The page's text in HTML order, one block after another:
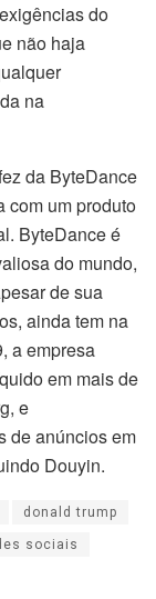
do
não haja
na
da ByteDance
com um produto
ByteDance é
do mundo,
de sua
ainda tem na
a empresa
em mais de
e
de anúncios em
Douyin.
donald trump
sociais